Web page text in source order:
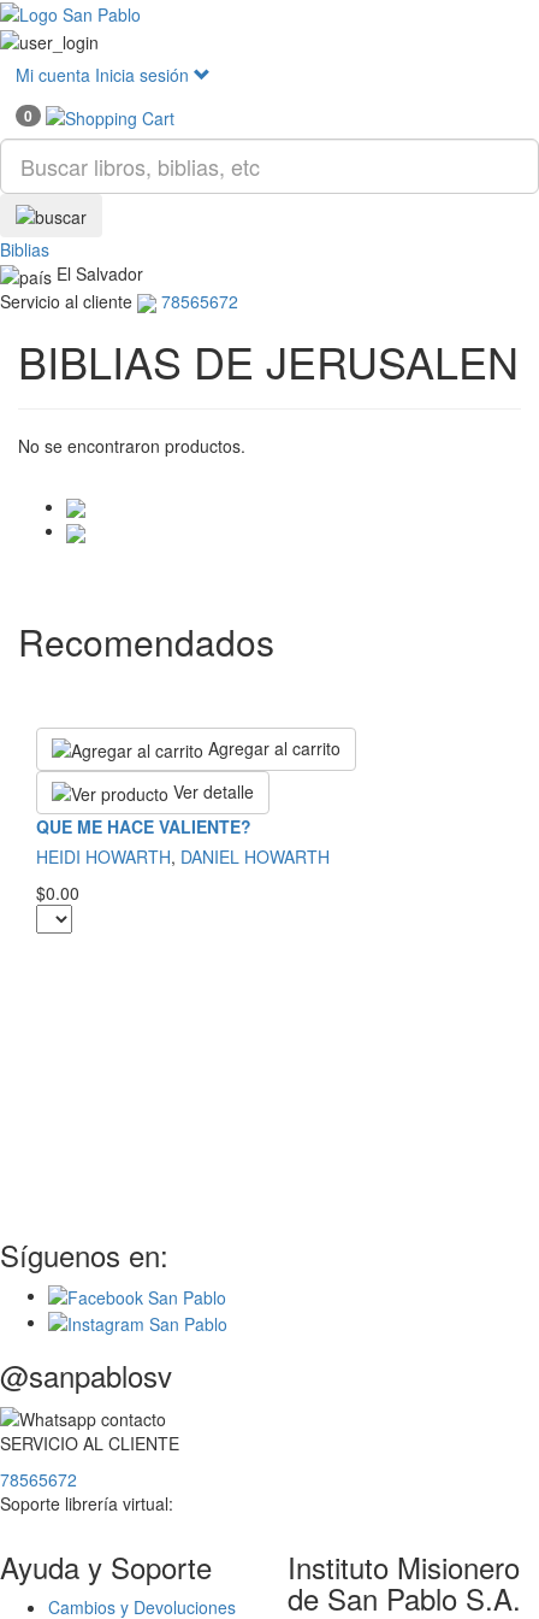
Mi cuenta Inicia sesión
0
Biblias
El Salvador
Servicio al cliente
78565672
BIBLIAS DE JERUSALEN
No se encontraron productos.
Recomendados
Agregar al carrito
Ver detalle
QUE ME HACE VALIENTE?
HEIDI HOWARTH, DANIEL HOWARTH
$0.00
Síguenos en:
@sanpablosv
SERVICIO AL CLIENTE
78565672
Soporte librería virtual:
Ayuda y Soporte
Cambios y Devoluciones
Instituto Misionero
de San Pablo S.A.